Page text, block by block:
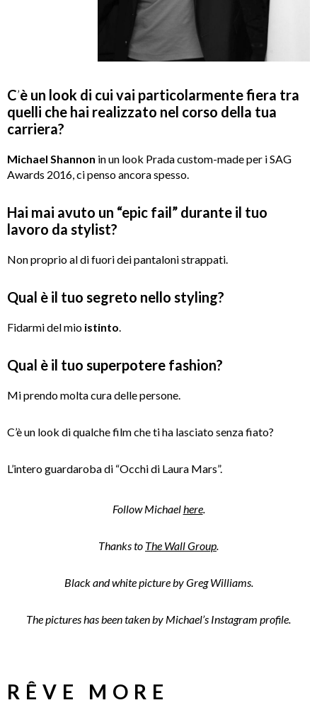
C’è un look di cui vai particolarmente fiera tra
quelli che hai realizzato nel corso della tua
carriera?
Michael Shannon in un look Prada custom-made per i SAG
Awards 2016, ci penso ancora spesso.
Hai mai avuto un “epic fail” durante il tuo
lavoro da stylist?
Non proprio al di fuori dei pantaloni strappati.
Qual è il tuo segreto nello styling?
Fidarmi del mio istinto.
Qual è il tuo superpotere fashion?
Mi prendo molta cura delle persone.
C’è un look di qualche film che ti ha lasciato senza fiato?
L’intero guardaroba di “Occhi di Laura Mars”.
Follow Michaelhere.
Thanks to The Wall Group.
Black and white picture by Greg Williams.
The pictures has been taken by Michael’s Instagram profile.
RÊVE MORE